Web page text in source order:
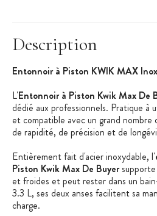
Description
Entonnoir à Piston KWIK MAX
L'Entonnoir à Piston Kwik Max De
dédié aux professionnels. Pratique à
et compatible avec un grand nombre
de rapidité, de précision et de
Entièrement fait d'acier inoxydable, l'
Piston Kwik Max De Buyer
et froides et peut rester dans un
3.3 L, ses deux anses facilitent sa
charge.